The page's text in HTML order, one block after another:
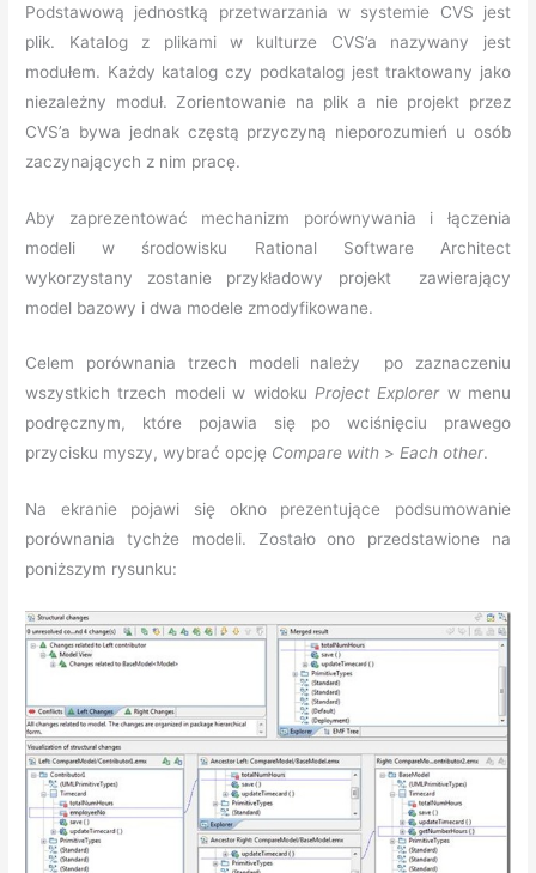
Podstawową jednostką przetwarzania w systemie CVS jest
plik. Katalog z plikami w kulturze CVS’a nazywany jest
modułem. Każdy katalog czy podkatalog jest traktowany jako
niezależny moduł. Zorientowanie na plik a nie projekt przez
CVS’a bywa jednak częstą przyczyną nieporozumień u osób
zaczynających z nim pracę.
Aby zaprezentować mechanizm porównywania i łączenia
modeli w środowisku Rational Software Architect
wykorzystany zostanie przykładowy projekt
zawierający
model bazowy i dwa modele zmodyfikowane.
Celem porównania trzech modeli należy po zaznaczeniu
wszystkich trzech modeli w widoku Project Explorerw menu
podręcznym, które pojawia się po wciśnięciu prawego
przycisku myszy, wybrać opcję Compare with >Each other.
Na ekranie pojawi się okno prezentujące podsumowanie
porównania tychże modeli. Zostało ono przedstawione na
poniższym rysunku: